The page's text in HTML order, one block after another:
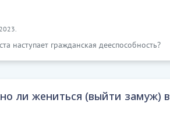
наступает гражданская дееспособность?
ли жениться (выйти замуж) в